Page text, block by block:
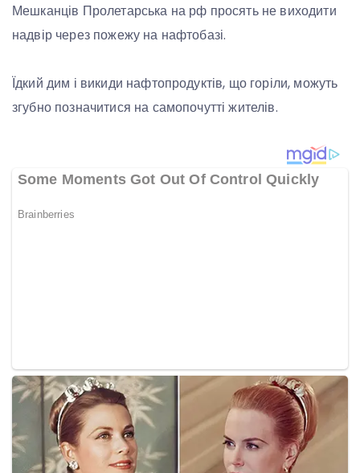
Мешканців Пролетарська на рф просять не виходити
надвір через пожежу на нафтобазі.
Їдкий дим і викиди нафтопродуктів, що горіли, можуть
згубно позначитися на самопочутті жителів.